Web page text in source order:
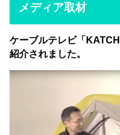
メディア取材
ケーブルテレビ「
紹介されました。